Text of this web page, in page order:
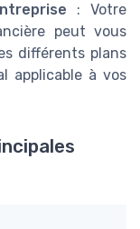
: Votre
peut vous
différents plans
applicable à vos